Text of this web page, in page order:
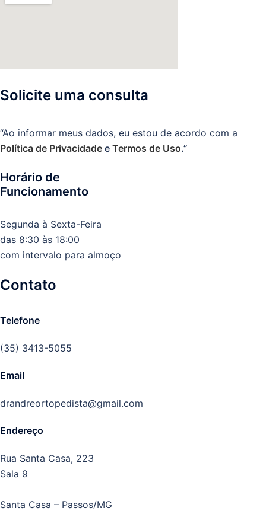
Solicite uma consulta
“Ao informar meus dados, eu estou de acordo com a
Política de Privacidade e Termos de Uso.”
Horário de
Funcionamento
Segunda à Sexta-Feira
das 8:30 às 18:00
com intervalo para almoço
Contato
Telefone
(35) 3413-5055
Email
drandreortopedista@gmail.com
Endereço
Rua Santa Casa, 223
Sala 9
Santa Casa – Passos/MG